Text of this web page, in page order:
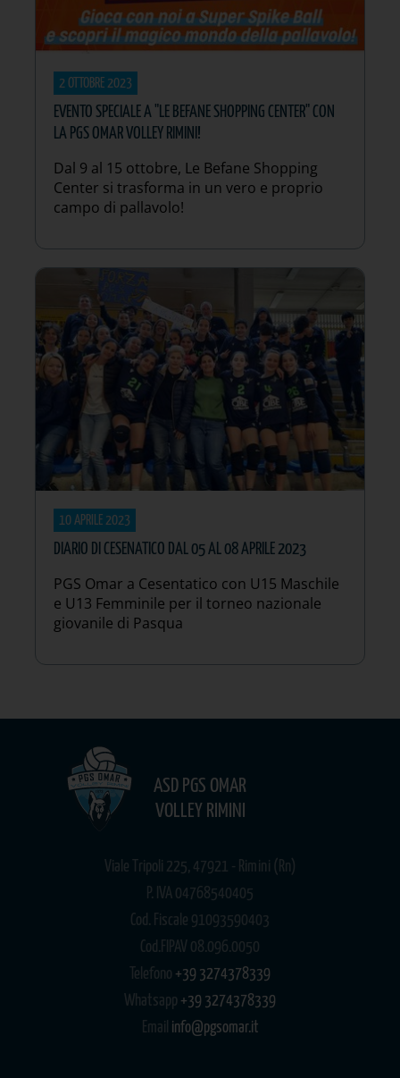
2 OTTOBRE 2023
EVENTO SPECIALE A "LE BEFANE SHOPPING CENTER" CON
LA PGS OMAR VOLLEY RIMINI!
Dal 9 al 15 ottobre, Le Befane Shopping
Center si trasforma in un vero e proprio
campo di pallavolo!
10 APRILE 2023
DIARIO DI CESENATICO DAL 05 AL 08 APRILE 2023
PGS Omar a Cesentatico con U15 Maschile
e U13 Femminile per il torneo nazionale
giovanile di Pasqua
ASD PGS OMAR
VOLLEY RIMINI
Viale Tripoli 225, 47921 - Rimini (Rn)
P. IVA 04768540405
Cod. Fiscale 91093590403
Cod.FIPAV 08.096.0050
Telefono +39 3274378339
Whatsapp +39 3274378339
Email info@pgsomar.it